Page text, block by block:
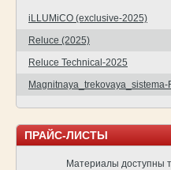
iLLUMiCO (exclusive-2025)
Reluce (2025)
Reluce Technical-2025
Magnitnaya_trekovaya_sistema-
ПРАЙС-ЛИСТЫ
Материалы доступны